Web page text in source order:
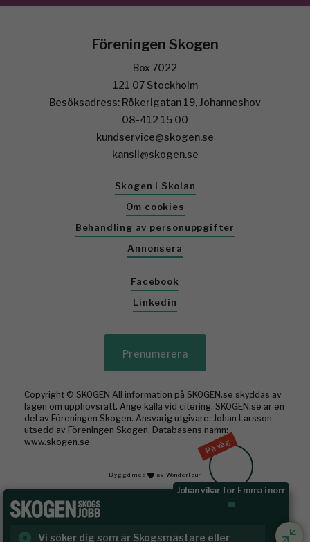
På väg
Johan vikar för Emma i norr
Vi söker dig som är Skogsmästare eller
Föreningen Skogen
Box 7022
121 07 Stockholm
Besöksadress: Rökerigatan 19, Johanneshov
08-412 15 00
kundservice@skogen.se
kansli@skogen.se
Skogen i Skolan
Om cookies
Behandling av personuppgifter
Annonsera
Facebook
Linkedin
Prenumerera
Copyright © SKOGEN All information på SKOGEN.se skyddas av
lagen om upphovsrätt. Ange källa vid citering. SKOGEN.se är en
del av Föreningen Skogen. Ansvarig utgivare: Johan Larsson
utsedd av Föreningen Skogen. Databasens namn:
www.skogen.se
Byggd med av WonderFour